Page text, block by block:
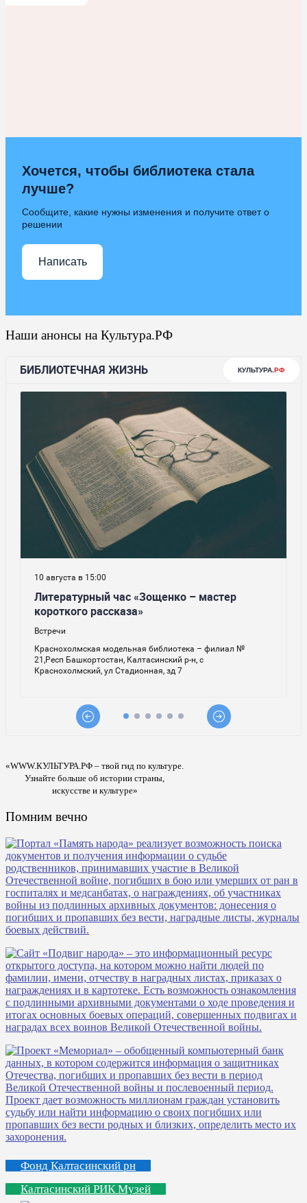
Хочется, чтобы библиотека стала
лучше?
Сообщите, какие нужны изменения и получите ответ о
решении
Написать
Наши анонсы на Культура.РФ
«WWW.КУЛЬТУРА.РФ – твой гид по культуре.
Узнайте больше об истории страны,
искусстве и культуре»
Помним вечно
Фонд Калтасинский рн
Калтасинский РИК Музей